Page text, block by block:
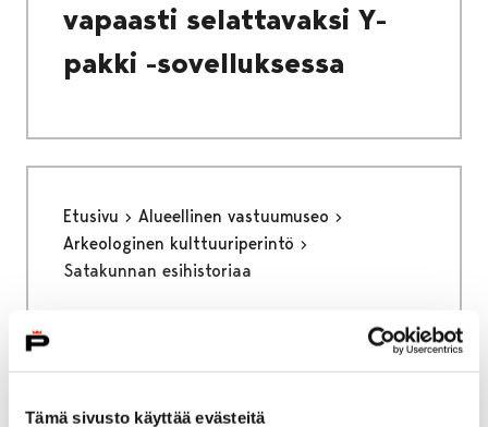
Tämä sivusto käyttää evästeitä
vapaasti selattavaksi Y-
pakki -sovelluksessa
Etusivu
Alueellinen vastuumuseo
Arkeologinen kulttuuriperintö
Satakunnan esihistoriaa
Satakunnan esihistoriaa